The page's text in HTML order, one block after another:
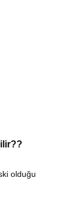
olduğu